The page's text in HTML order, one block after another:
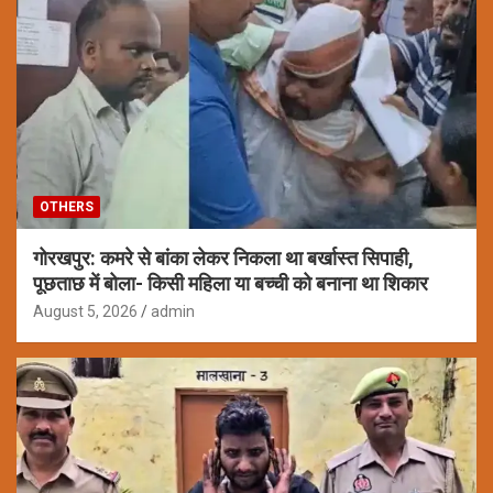
OTHERS
गोरखपुर: कमरे से बांका लेकर निकला था बर्खास्त सिपाही,
पूछताछ में बोला- किसी महिला या बच्ची को बनाना था शिकार
August 5, 2026 admin